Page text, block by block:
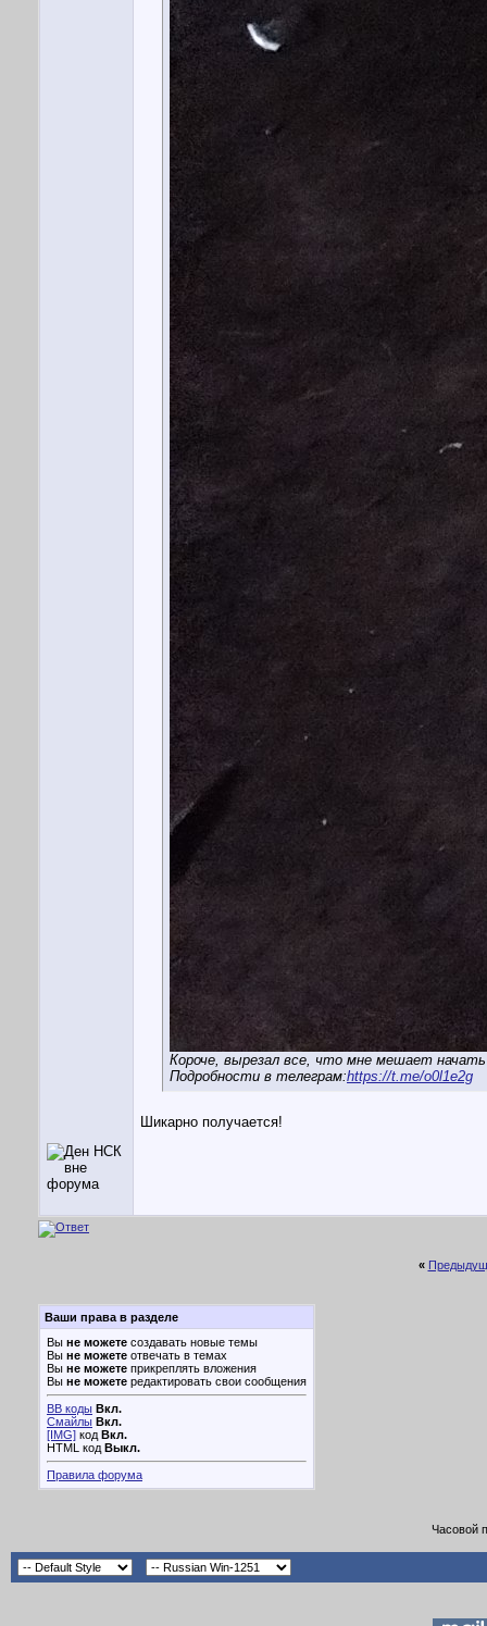
Короче, вырезал все, что мне мешает
Подробности в телеграм:https://t.me/o0l1e2g
Шикарно получается!
«
Ваши права в разделе
Вы не можете создавать новые темы
Вы не можете отвечать в темах
Вы не можете прикреплять вложения
Вы не можете редактировать свои сообщения
BB коды Вкл.
Смайлы Вкл.
[IMG] код Вкл.
HTML код Выкл.
Правила форума
Часовой